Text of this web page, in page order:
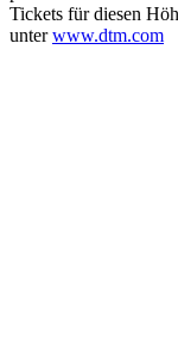
Tickets für diesen
unterwww.dtm.com